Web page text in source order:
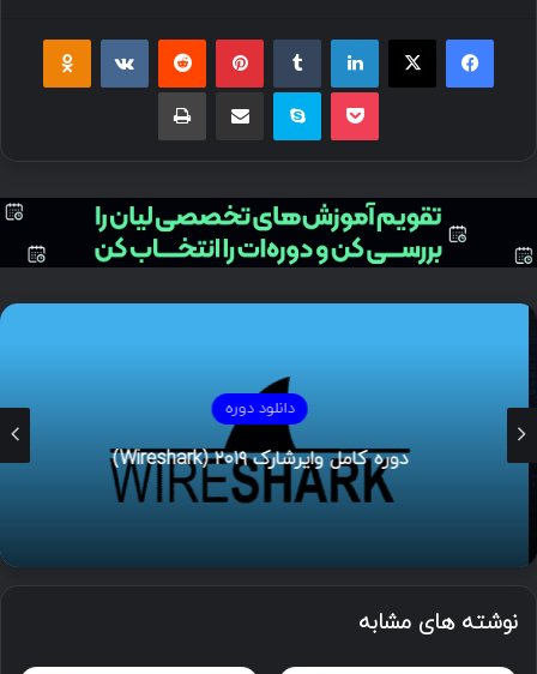
دانلود دوره
دوره کامل وایرشارک ۲۰۱۹ (Wireshark)
نوشته های مشابه